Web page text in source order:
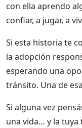
con ella aprendo
confiar, a jugar, a
Si esta historia te
la adopción
esperando una
tránsito. Una de
Si alguna vez
una vida… y la tuya